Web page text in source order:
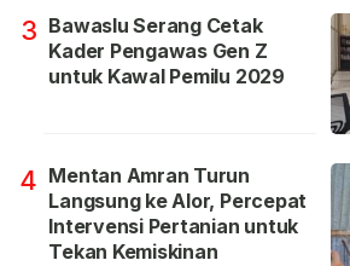
3 Bawaslu Serang Cetak
Kader Pengawas Gen Z
untuk Kawal Pemilu 2029
4 Mentan Amran Turun
Langsung ke Alor, Percepat
Intervensi Pertanian untuk
Tekan Kemiskinan